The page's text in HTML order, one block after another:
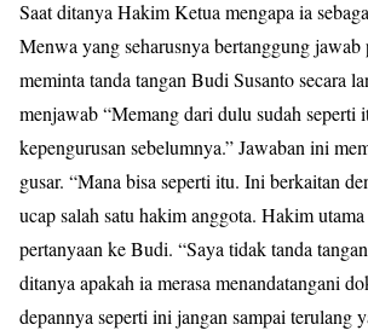
Saat ditanya Hakim Ketua mengapa ia
Menwa yang seharusnya bertanggung jawab
meminta tanda tangan Budi Susanto secara
menjawab “Memang dari dulu sudah seperti
kepengurusan sebelumnya.” Jawaban ini
gusar. “Mana bisa seperti itu. Ini berkaitan
ucap salah satu hakim anggota. Hakim
pertanyaan ke Budi. “Saya tidak tanda
ditanya apakah ia merasa menandatangani
depannya seperti ini jangan sampai terulang